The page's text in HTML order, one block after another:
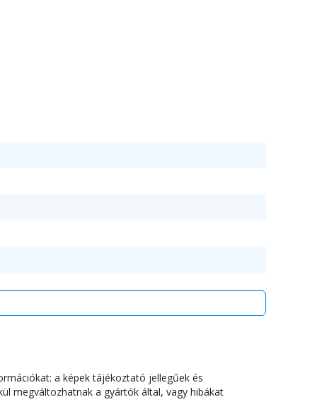
a képek tájékoztató jellegűek és
megváltozhatnak a gyártók által, vagy hibákat